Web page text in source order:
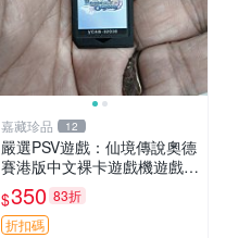
嘉藏珍品 12
嚴選PSV遊戲：仙境傳說奧德
賽港版中文裸卡遊戲機遊戲
仙境傳說 奧德賽 港版 PSV 中
文 裸卡 游戲 仙境傳說 港版
游戲
$350 83折
折扣碼